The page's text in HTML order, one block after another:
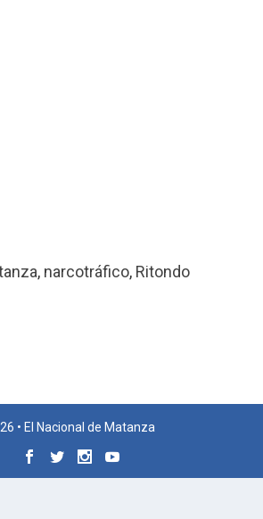
, narcotráfico, Ritondo
• El Nacional de Matanza